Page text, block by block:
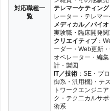
対応職種一
覧
テレマーケティング
レーター・テレマー
メディカル／バイオ
実験職・臨床開発
クリエイティブ：
ーダー・Web更新
オペレーター・編
計・製図
IT／技術 ：SE・プ
御系・汎用機)・テ
トワークエンジニ
ク・テク二カルサ
術系